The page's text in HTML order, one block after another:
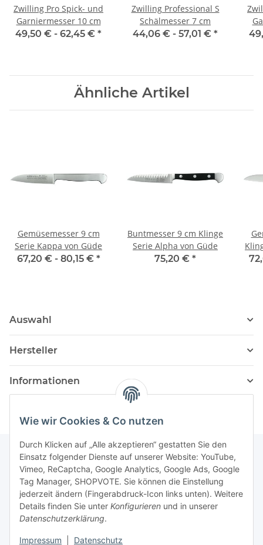
Wie wir Cookies & Co nutzen
Durch Klicken auf „Alle akzeptieren“ gestatten Sie den
Einsatz folgender Dienste auf unserer Website: YouTube,
Vimeo, ReCaptcha, Google Analytics, Google Ads, Google
Tag Manager, SHOPVOTE. Sie können die Einstellung
jederzeit ändern (Fingerabdruck-Icon links unten). Weitere
Details finden Sie unter Konfigurieren und in unserer
Datenschutzerklärung.
Impressum Datenschutz
Zwilling Pro Spick- und
Garniermesser 10 cm
49,50 € - 62,45 € *
Zwilling Professional S
Schälmesser 7 cm
44,06 € - 57,01 € *
Ähnliche Artikel
Gemüsemesser 9 cm
Serie Kappa von Güde
67,20 € - 80,15 € *
Buntmesser 9 cm Klinge
Serie Alpha von Güde
75,20 € *
Auswahl
Hersteller
Informationen
Newsletter Abonnieren
Bitte senden Sie mir entsprechend Ihrer
Datenschutzerklärungregelmäßig und jederzeit widerruflich